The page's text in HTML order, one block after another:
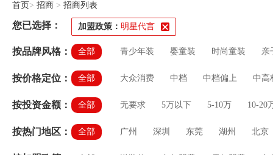
首页> 招商 > 招商列表
您已选择： 加盟政策： 明星代言
按品牌风格： 全部 青少年装 婴童装 时尚童装 亲
按价格定位： 全部 大众消费 中档 中档偏上 中高
按投资金额： 全部 无要求 5万以下 5-10万 10-20
按热门地区： 全部 广州 深圳 东莞 湖州 北京